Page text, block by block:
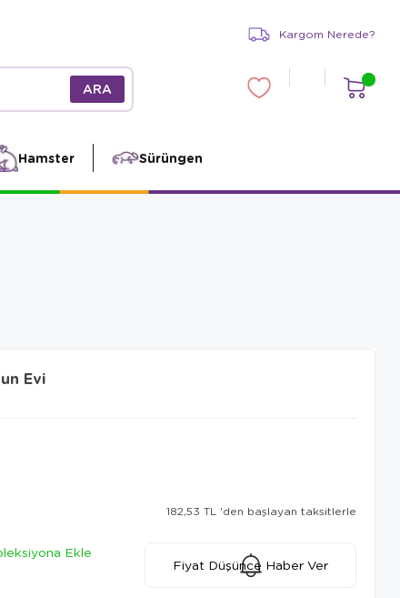
Kargom Nerede?
Hamster Sürüngen
Evi
182,53 TL 'den başlayan taksitlerle
Ekle
Fiyat Düşünce Haber Ver